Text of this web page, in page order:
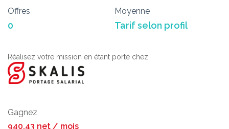
Offres
0
Moyenne
Tarif selon profil
Réalisez votre mission en étant porté chez
Gagnez
940,43 net / mois